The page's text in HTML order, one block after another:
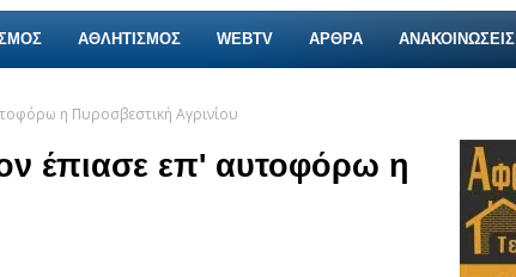
ΑΘΛΗΤΙΣΜΟΣ WEBTV ΑΡΘΡΑ ΑΝΑΚΟΙΝΩΣΕΙΣ
η Πυροσβεστική Αγρινίου
έπιασε επ' αυτοφόρω η